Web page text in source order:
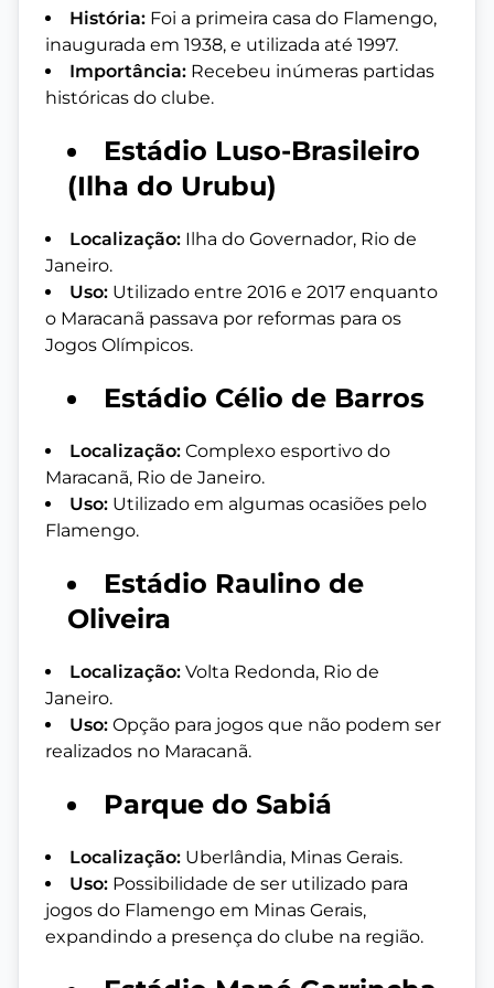
História: Foi a primeira casa do Flamengo,
inaugurada em 1938, e utilizada até 1997.
Importância: Recebeu inúmeras partidas
históricas do clube.
Estádio Luso-Brasileiro
(Ilha do Urubu)
Localização: Ilha do Governador, Rio de
Janeiro.
Uso: Utilizado entre 2016 e 2017 enquanto
o Maracanã passava por reformas para os
Jogos Olímpicos.
Estádio Célio de Barros
Localização: Complexo esportivo do
Maracanã, Rio de Janeiro.
Uso: Utilizado em algumas ocasiões pelo
Flamengo.
Estádio Raulino de
Oliveira
Localização: Volta Redonda, Rio de
Janeiro.
Uso: Opção para jogos que não podem ser
realizados no Maracanã.
Parque do Sabiá
Localização: Uberlândia, Minas Gerais.
Uso: Possibilidade de ser utilizado para
jogos do Flamengo em Minas Gerais,
expandindo a presença do clube na região.